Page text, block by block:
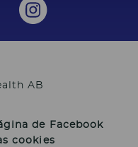
AB
de Facebook
cookies